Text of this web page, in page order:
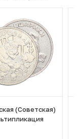
(Советская)